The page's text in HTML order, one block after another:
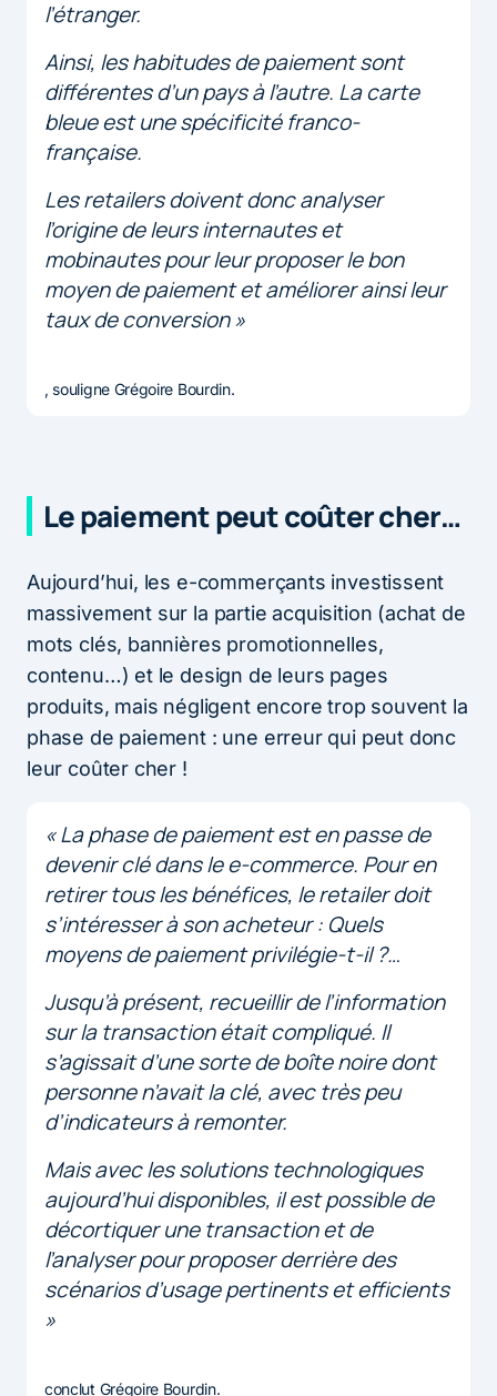
l’étranger.
Ainsi, les habitudes de paiement sont
différentes d’un pays à l’autre. La carte
bleue est une spécificité franco-
française.
Les retailers doivent donc analyser
l’origine de leurs internautes et
mobinautes pour leur proposer le bon
moyen de paiement et améliorer ainsi leur
taux de conversion »
, souligne Grégoire Bourdin.
Le paiement peut coûter cher…
Aujourd’hui, les e-commerçants investissent
massivement sur la partie acquisition (achat de
mots clés, bannières promotionnelles,
contenu…) et le design de leurs pages
produits, mais négligent encore trop souvent la
phase de paiement : une erreur qui peut donc
leur coûter cher !
« La phase de paiement est en passe de
devenir clé dans le e-commerce. Pour en
retirer tous les bénéfices, le retailer doit
s’intéresser à son acheteur : Quels
moyens de paiement privilégie-t-il ?…
Jusqu’à présent, recueillir de l’information
sur la transaction était compliqué. Il
s’agissait d’une sorte de boîte noire dont
personne n’avait la clé, avec très peu
d’indicateurs à remonter.
Mais avec les solutions technologiques
aujourd’hui disponibles, il est possible de
décortiquer une transaction et de
l’analyser pour proposer derrière des
scénarios d’usage pertinents et efficients
»
conclut Grégoire Bourdin.